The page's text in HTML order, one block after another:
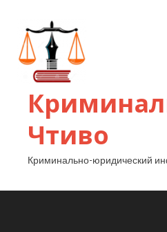
Чтиво
Криминально-юридический